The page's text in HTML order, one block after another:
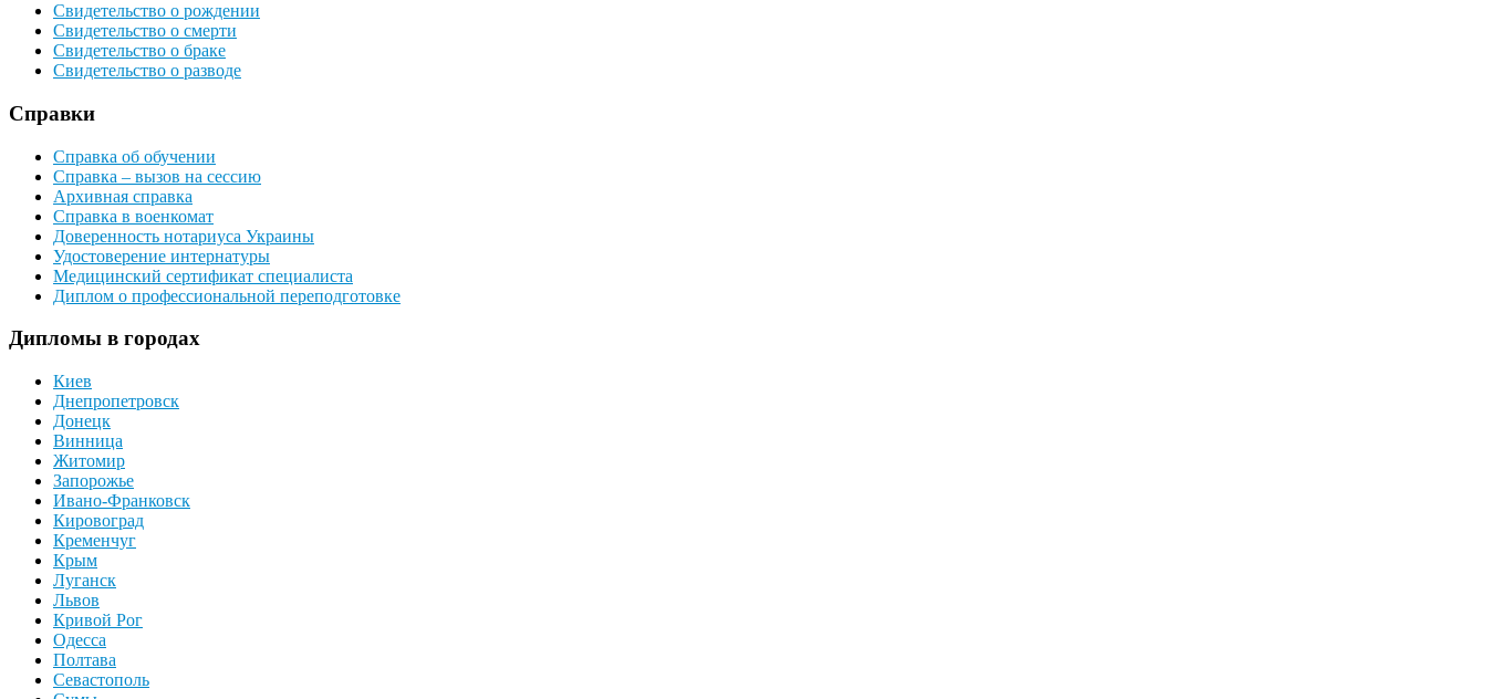
Свидетельство о рождении
Свидетельство о смерти
Свидетельство о браке
Свидетельство о разводе
Справки
Справка об обучении
Справка – вызов на сессию
Архивная справка
Справка в военкомат
Доверенность нотариуса Украины
Удостоверение интернатуры
Медицинский сертификат специалиста
Диплом о профессиональной переподготовке
Дипломы в городах
Киев
Днепропетровск
Донецк
Винница
Житомир
Запорожье
Ивано-Франковск
Кировоград
Кременчуг
Крым
Луганск
Львов
Кривой Рог
Одесса
Полтава
Севастополь